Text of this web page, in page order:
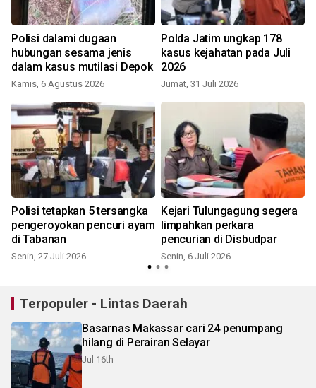
Polisi dalami dugaan
hubungan sesama jenis
dalam kasus mutilasi Depok
Kamis, 6 Agustus 2026
Polda Jatim ungkap 178
kasus kejahatan pada Juli
2026
Jumat, 31 Juli 2026
Polisi tetapkan 5 tersangka
pengeroyokan pencuri ayam
di Tabanan
Senin, 27 Juli 2026
Kejari Tulungagung segera
limpahkan perkara
pencurian di Disbudpar
Senin, 6 Juli 2026
Terpopuler - Lintas Daerah
Basarnas Makassar cari 24 penumpang
hilang di Perairan Selayar
Jul 16th